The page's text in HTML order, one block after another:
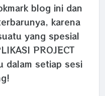
blog ini dan
karena
yang spesial
PROJECT
dalam setiap sesi